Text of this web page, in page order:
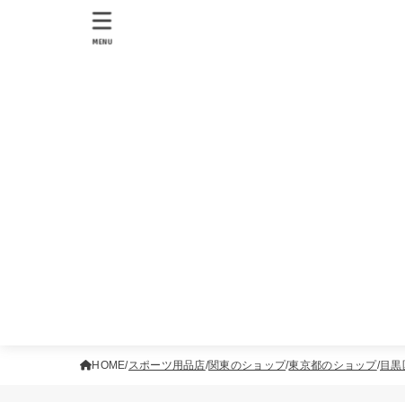
MENU
HOME スポーツ用品店 関東のショップ 東京都のショップ 目黒